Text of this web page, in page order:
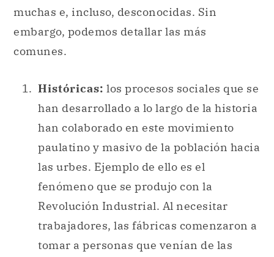
muchas e, incluso, desconocidas. Sin
embargo, podemos detallar las más
comunes.
Históricas: los procesos sociales que se
han desarrollado a lo largo de la historia
han colaborado en este movimiento
paulatino y masivo de la población hacia
las urbes. Ejemplo de ello es el
fenómeno que se produjo con la
Revolución Industrial. Al necesitar
trabajadores, las fábricas comenzaron a
tomar a personas que venían de las